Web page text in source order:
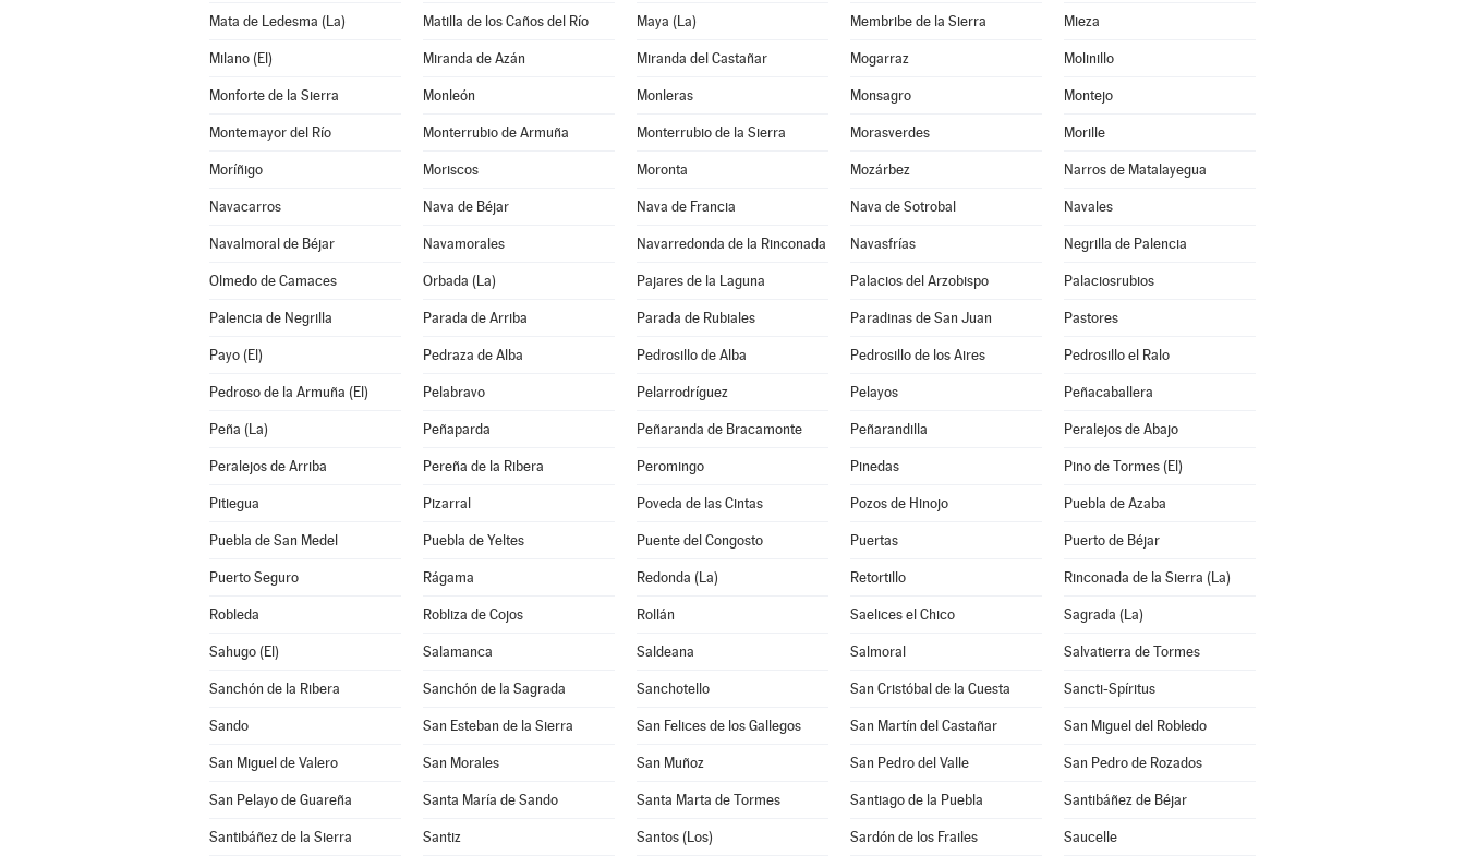
Mata de Ledesma (La) Matilla de los Caños del Río Maya (La) Membribe de la Sierra Mieza
Milano (El) Miranda de Azán Miranda del Castañar Mogarraz Molinillo
Monforte de la Sierra Monleón Monleras Monsagro Montejo
Montemayor del Río Monterrubio de Armuña Monterrubio de la Sierra Morasverdes Morille
Moríñigo Moriscos Moronta Mozárbez Narros de Matalayegua
Navacarros Nava de Béjar Nava de Francia Nava de Sotrobal Navales
Navalmoral de Béjar Navamorales Navarredonda de la Rinconada Navasfrías Negrilla de Palencia
Olmedo de Camaces Orbada (La) Pajares de la Laguna Palacios del Arzobispo Palaciosrubios
Palencia de Negrilla Parada de Arriba Parada de Rubiales Paradinas de San Juan Pastores
Payo (El) Pedraza de Alba Pedrosillo de Alba Pedrosillo de los Aires Pedrosillo el Ralo
Pedroso de la Armuña (El) Pelabravo Pelarrodríguez Pelayos Peñacaballera
Peña (La) Peñaparda Peñaranda de Bracamonte Peñarandilla Peralejos de Abajo
Peralejos de Arriba Pereña de la Ribera Peromingo Pinedas Pino de Tormes (El)
Pitiegua Pizarral Poveda de las Cintas Pozos de Hinojo Puebla de Azaba
Puebla de San Medel Puebla de Yeltes Puente del Congosto Puertas Puerto de Béjar
Puerto Seguro Rágama Redonda (La) Retortillo Rinconada de la Sierra (La)
Robleda Robliza de Cojos Rollán Saelices el Chico Sagrada (La)
Sahugo (El) Salamanca Saldeana Salmoral Salvatierra de Tormes
Sanchón de la Ribera Sanchón de la Sagrada Sanchotello San Cristóbal de la Cuesta Sancti-Spíritus
Sando San Esteban de la Sierra San Felices de los Gallegos San Martín del Castañar San Miguel del Robledo
San Miguel de Valero San Morales San Muñoz San Pedro del Valle San Pedro de Rozados
San Pelayo de Guareña Santa María de Sando Santa Marta de Tormes Santiago de la Puebla Santibáñez de Béjar
Santibáñez de la Sierra Santiz Santos (Los) Sardón de los Frailes Saucelle